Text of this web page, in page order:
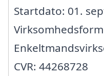
Startdato: 01.
CVR: 44268728